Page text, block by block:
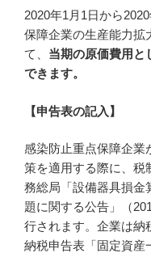
2020年1月1日から
保障企業の生産能力拡
て、 当期の原価費用と
できます。
【申告表の記入】
感染防止重点保障企業
策を適用する際に、税
務総局「設備器具損金
題に関する公告」（
行されます。企業は納
納税申告表「固定資産